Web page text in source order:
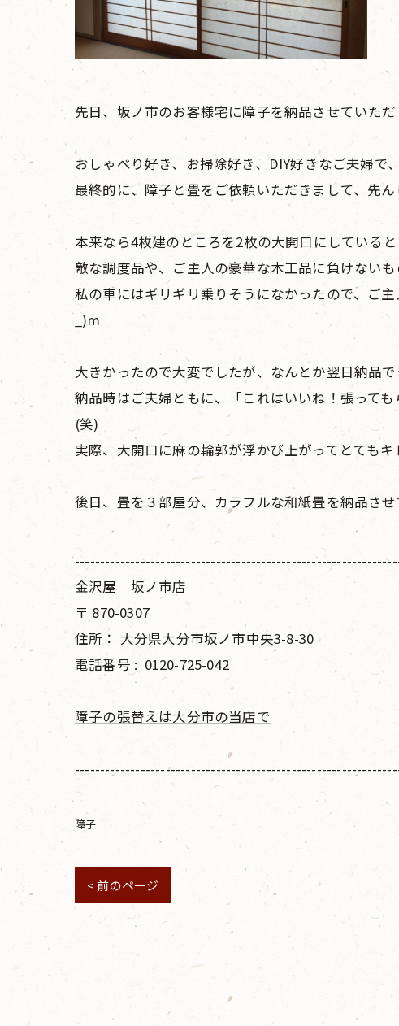
先日、坂ノ市のお客様宅に障子を納品させていただ
おしゃべり好き、お掃除好き、DIY好きなご夫婦
最終的に、障子と畳をご依頼いただきまして、先
本来なら4枚建のところを2枚の大開口にしている
敵な調度品や、ご主人の豪華な木工品に負けない
私の車にはギリギリ乗りそうになかったので、ご
_)m
大きかったので大変でしたが、なんとか翌日納品で
納品時はご夫婦ともに、「これはいいね！張って
(笑)
実際、大開口に麻の輪郭が浮かび上がってとても
後日、畳を３部屋分、カラフルな和紙畳を納品さ
金沢屋 坂ノ市店
〒 870-0307
住所： 大分県大分市坂ノ市中央3-8-30
電話番号 : 0120-725-042
障子の張替えは大分市の当店で
障子
< 前のページ